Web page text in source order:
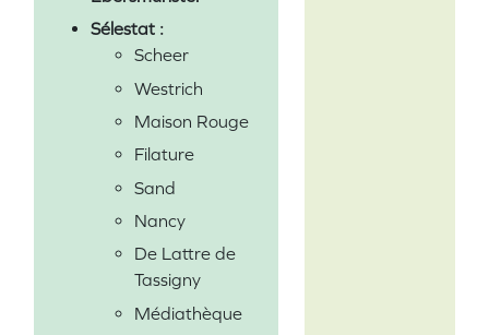
Sélestat :
Scheer
Westrich
Maison Rouge
Filature
Sand
Nancy
De Lattre de
Tassigny
Médiathèque